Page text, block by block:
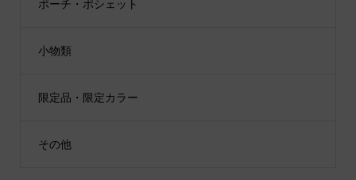
ポーチ・ポシェット
小物類
限定品・限定カラー
その他